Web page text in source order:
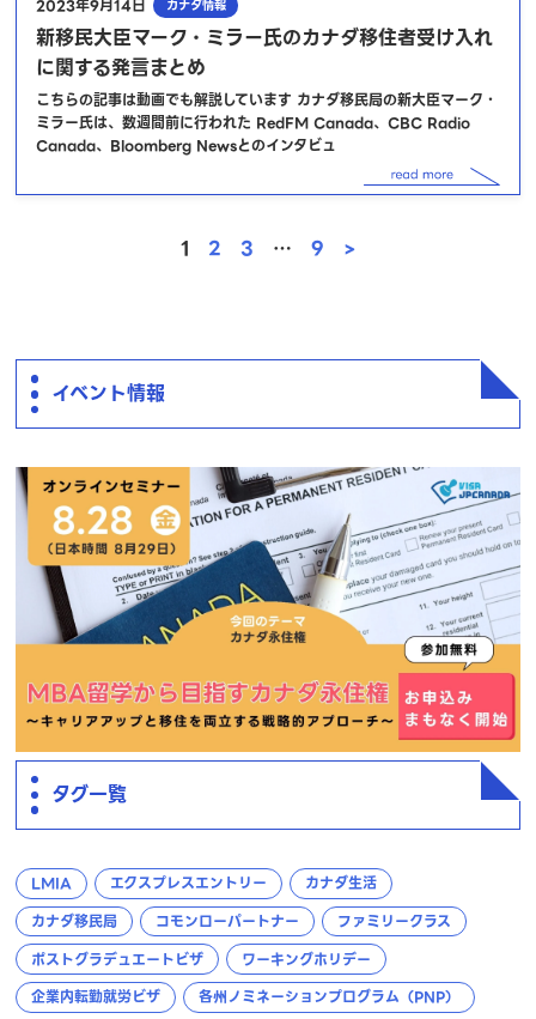
2023年9月14日 カナダ情報
新移民大臣マーク・ミラー氏のカナダ移住者受け入れ
に関する発言まとめ
こちらの記事は動画でも解説しています カナダ移民局の新大臣マーク・
ミラー氏は、数週間前に行われた RedFM Canada、CBC Radio
Canada、Bloomberg Newsとのインタビュ
ペ
ー
ジ
送
り
1 2 3 … 9 >
イベント情報
タグ一覧
LMIA エクスプレスエントリー
カナダ生活
カナダ移民局
コモンローパートナー
ファミリークラス
ポストグラデュエートビザ
ワーキングホリデー
企業内転勤就労ビザ
各州ノミネーションプログラム（PNP）